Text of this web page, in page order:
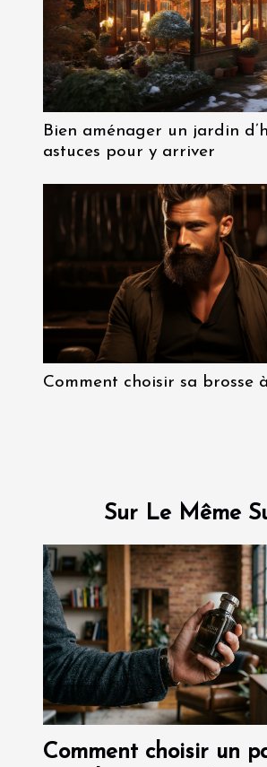
Bien aménager un jardin
astuces pour y arriver
Comment choisir sa brosse
Sur Le Même
Comment choisir un